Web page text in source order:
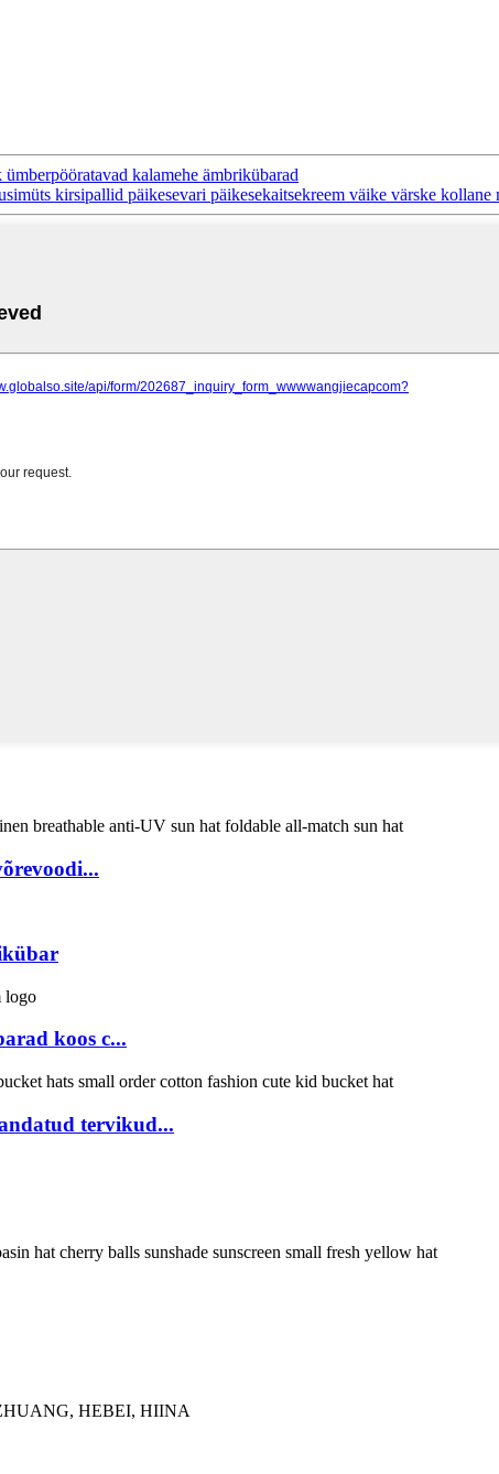
kalamehe ämbrikübarad
kirsipallid päikesevari päikesekaitsekreem väike värske kollane
koos c...
tervikud...
HEBEI, HIINA